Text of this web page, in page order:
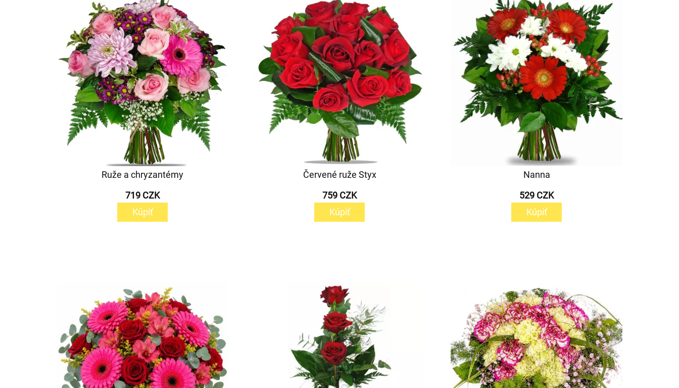
Ruže a chryzantémy
719 CZK
Kúpiť
Červené ruže Styx
759 CZK
Kúpiť
Nanna
529 CZK
Kúpiť